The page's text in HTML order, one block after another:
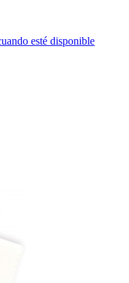
esté disponible